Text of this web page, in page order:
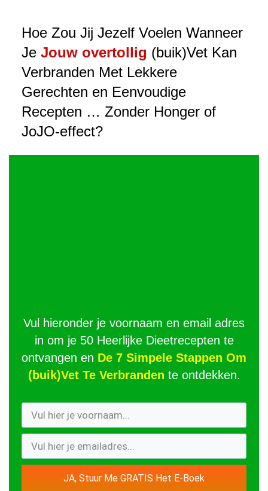
Hoe Zou Jij Jezelf Voelen Wanneer
Je Jouw overtollig (buik)Vet Kan
Verbranden Met Lekkere
Gerechten en Eenvoudige
Recepten … Zonder Honger of
JoJO-effect?
Vul hieronder je voornaam en email adres
in om je 50 Heerlijke Dieetrecepten te
ontvangen en De 7 Simpele Stappen Om
(buik)Vet Te Verbranden te ontdekken.
JA, Stuur Me GRATIS Het E-Boek